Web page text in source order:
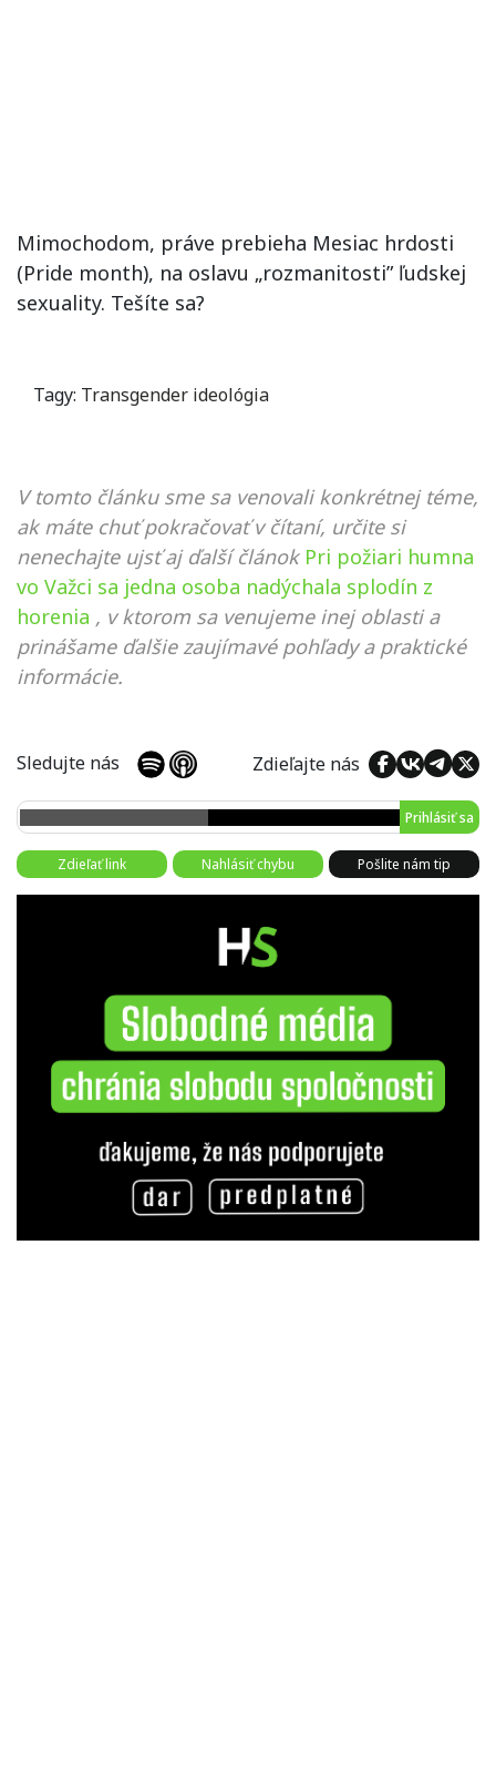
Mimochodom, práve prebieha Mesiac hrdosti
(Pride month), na oslavu „rozmanitosti” ľudskej
sexuality. Tešíte sa?
Tagy: Transgender ideológia
V tomto článku sme sa venovali konkrétnej téme,
ak máte chuť pokračovať v čítaní, určite si
nenechajte ujsť aj ďalší článok Pri požiari humna
vo Važci sa jedna osoba nadýchala splodín z
horenia , v ktorom sa venujeme inej oblasti a
prinášame ďalšie zaujímavé pohľady a praktické
informácie.
Sledujte nás Zdieľajte nás
Prihlásiť sa
Zdieľať link Nahlásiť chybu Pošlite nám tip